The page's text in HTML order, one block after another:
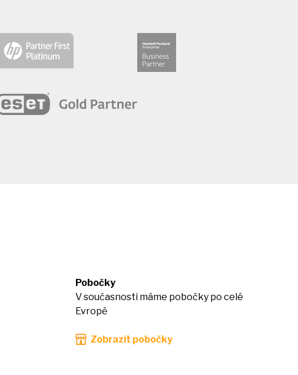
Pobočky
V současnosti máme pobočky po celé
Evropě
Zobrazit pobočky